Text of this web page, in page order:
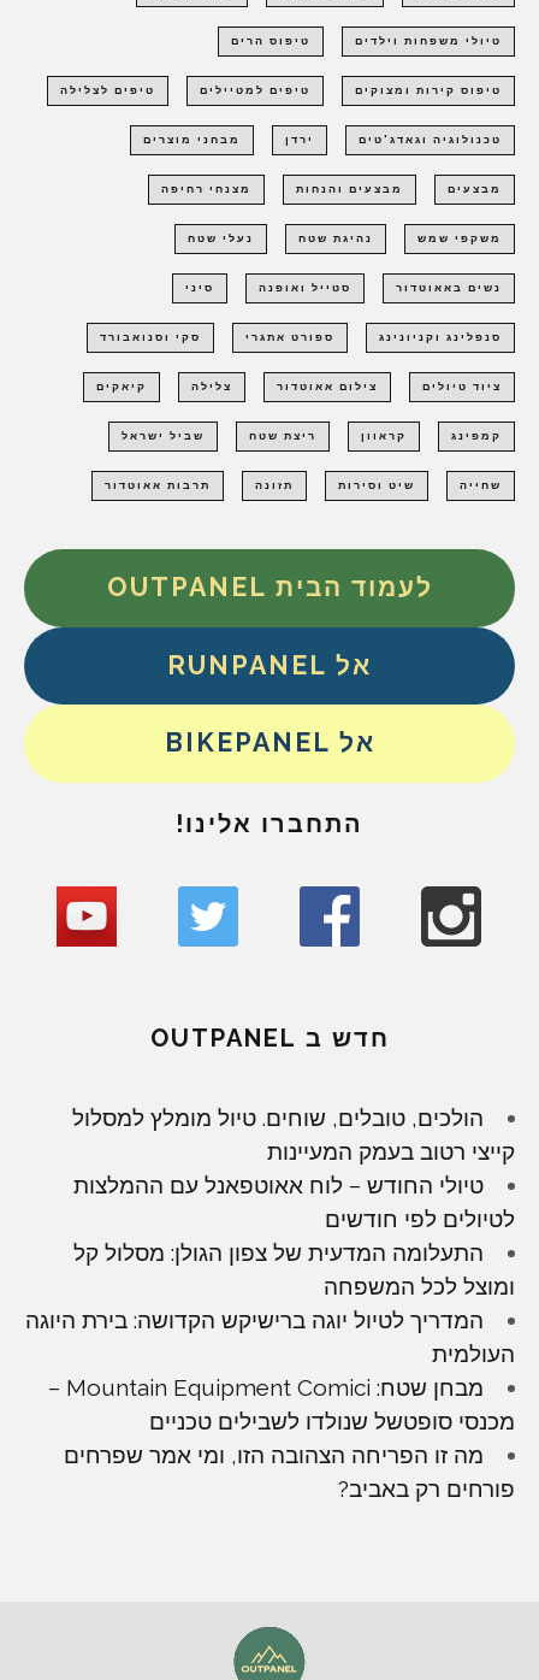
טיולי משפחות וילדים טיפוס הרים
טיפוס קירות ומצוקים טיפים למטיילים טיפים לצלילה
טכנולוגיה וגאדג'טים ירדן מבחני מוצרים
מבצעים מבצעים והנחות מצנחי רחיפה
משקפי שמש נהיגת שטח נעלי שטח
נשים באאוטדור סטייל ואופנה סיני
סנפלינג וקניונינג ספורט אתגרי סקי וסנואבורד
ציוד טיולים צילום אאוטדור צלילה קיאקים
קמפינג קראוון ריצת שטח שביל ישראל
שחייה שיט וסירות תזונה תרבות אאוטדור
לעמוד הבית OUTPANEL
אל RUNPANEL
אל BIKEPANEL
התחברו אלינו!
חדש ב OUTPANEL
הולכים, טובלים, שוחים. טיול מומלץ למסלול
קייצי רטוב בעמק המעיינות
טיולי החודש – לוח אאוטפאנל עם ההמלצות
לטיולים לפי חודשים
התעלומה המדעית של צפון הגולן: מסלול קל
ומוצל לכל המשפחה
המדריך לטיול יוגה ברישיקש הקדושה: בירת היוגה
העולמית
מבחן שטח: Mountain Equipment Comici –
מכנסי סופטשל שנולדו לשבילים טכניים
מה זו הפריחה הצהובה הזו, ומי אמר שפרחים
פורחים רק באביב?